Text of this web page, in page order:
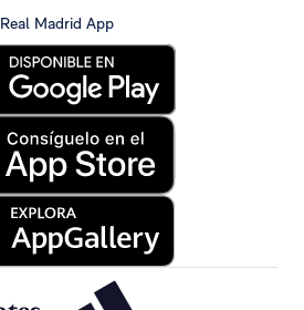
Real Madrid App